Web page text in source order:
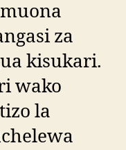
za
kisukari.
wako
la